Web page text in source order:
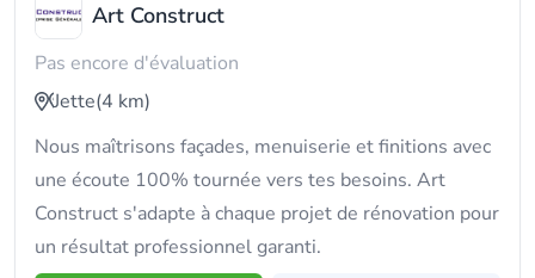
Art Construct
Pas encore d'évaluation
Jette(4 km)
Nous maîtrisons façades, menuiserie et finitions avec
une écoute 100% tournée vers tes besoins. Art
Construct s'adapte à chaque projet de rénovation pour
un résultat professionnel garanti.